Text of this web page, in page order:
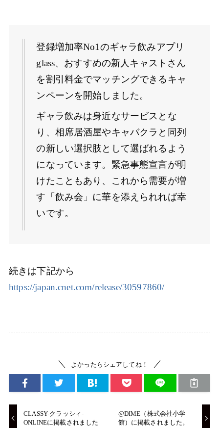
登録増加率No1のギャラ飲みアプリ
glass、おすすめの新人キャストさん
を割引料金でマッチングできるキャ
ンペーンを開始しました。
ギャラ飲みは身近なサービスとな
り、相席居酒屋やキャバクラと同列
の新しい選択肢として選ばれるよう
になっています。緊急事態宣言が明
けたこともあり、これから需要が増
す「飲み会」に華を添えられれば幸
いです。
続きは下記から
https://japan.cnet.com/release/30597860/
よかったらシェアしてね！
CLASSY-クラッシィ-
ONLINEに掲載されました
@DIME（株式会社小学
館）に掲載されました。